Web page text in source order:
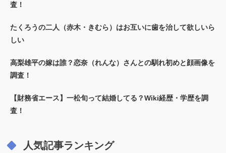
査！
たくろうの二人（赤木・きむら）はお互いに歯を治して欲しいら
しい
高梨雄平の嫁は誰？恋奈（れんな）さんとの馴れ初めと顔画像を
調査！
【財務省エース】一松旬って結婚してる？Wiki経歴・学歴を調
査！
人気記事ランキング